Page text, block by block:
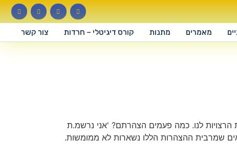
מאמרים מתנות קורס דיגיטלי – חרדות צור קשר
הרצויות לנו. כמה פעמים הצהרתם? 'אני נרשמ.ת
שמרבית ההצהרות הללו נשארות לא ממומשות.